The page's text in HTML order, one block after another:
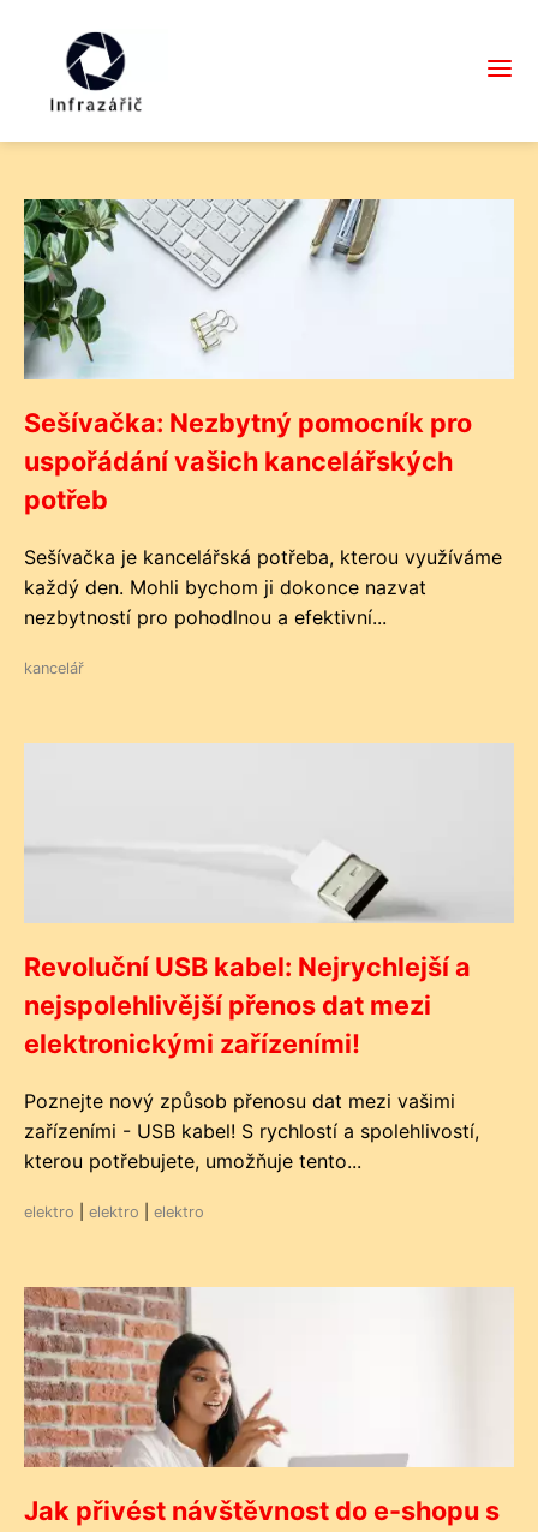
Sešívačka: Nezbytný pomocník pro
uspořádání vašich kancelářských
potřeb
Sešívačka je kancelářská potřeba, kterou využíváme
každý den. Mohli bychom ji dokonce nazvat
nezbytností pro pohodlnou a efektivní...
kancelář
Revoluční USB kabel: Nejrychlejší a
nejspolehlivější přenos dat mezi
elektronickými zařízeními!
Poznejte nový způsob přenosu dat mezi vašimi
zařízeními - USB kabel! S rychlostí a spolehlivostí,
kterou potřebujete, umožňuje tento...
elektro elektro elektro
Jak přivést návštěvnost do e-shopu s